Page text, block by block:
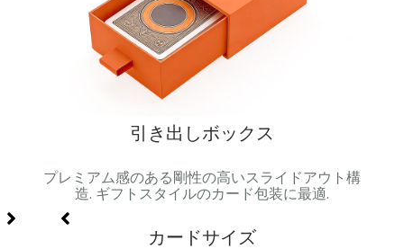
引き出しボックス
プレミアム感のある剛性の高いスライドアウト構
造. ギフトスタイルのカード包装に最適.
カードサイズ